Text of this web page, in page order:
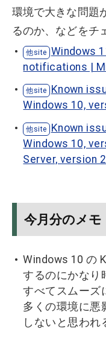
環境で大きな問題
るのか、などをチ
Windows
notifications |
Known
Windows 10,
Known
Windows 10,
Server, version
今月分のメモ
Windows 10 の
するのにかなり
すべてスムーズ
多くの環境に悪
しないと思われ